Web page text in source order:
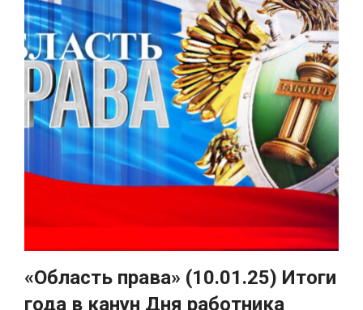
«Область права» (10.01.25) Итоги
года в канун Дня работника